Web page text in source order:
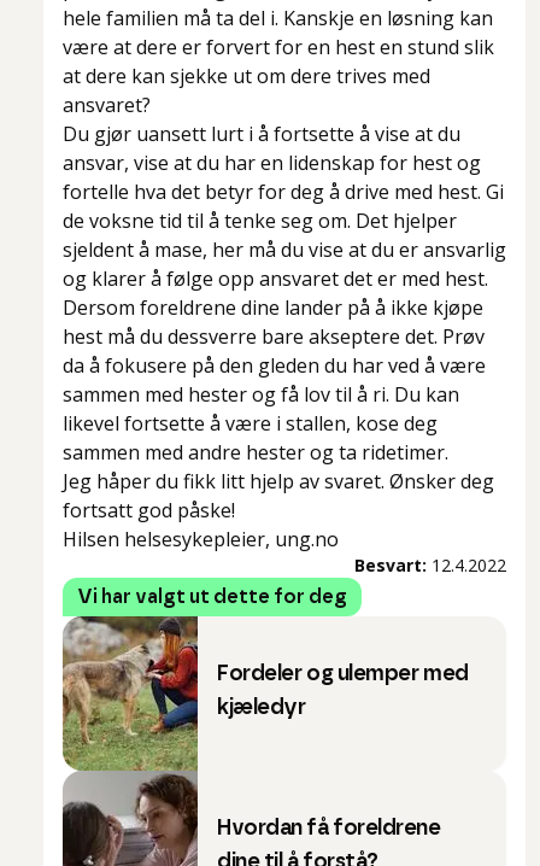
hele familien må ta del i. Kanskje en løsning kan
være at dere er forvert for en hest en stund slik
at dere kan sjekke ut om dere trives med
ansvaret?
Du gjør uansett lurt i å fortsette å vise at du
ansvar, vise at du har en lidenskap for hest og
fortelle hva det betyr for deg å drive med hest. Gi
de voksne tid til å tenke seg om. Det hjelper
sjeldent å mase, her må du vise at du er ansvarlig
og klarer å følge opp ansvaret det er med hest.
Dersom foreldrene dine lander på å ikke kjøpe
hest må du dessverre bare akseptere det. Prøv
da å fokusere på den gleden du har ved å være
sammen med hester og få lov til å ri. Du kan
likevel fortsette å være i stallen, kose deg
sammen med andre hester og ta ridetimer.
Jeg håper du fikk litt hjelp av svaret. Ønsker deg
fortsatt god påske!
Hilsen helsesykepleier, ung.no
Besvart: 12.4.2022
Vi har valgt ut dette for deg
Fordeler og ulemper med
kjæledyr
Hvordan få foreldrene